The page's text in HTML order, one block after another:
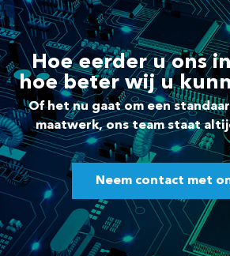
Hoe eerder u ons
hoe beter wij u
Of het nu gaat om een
maatwerk, ons team staat
Neem contact met